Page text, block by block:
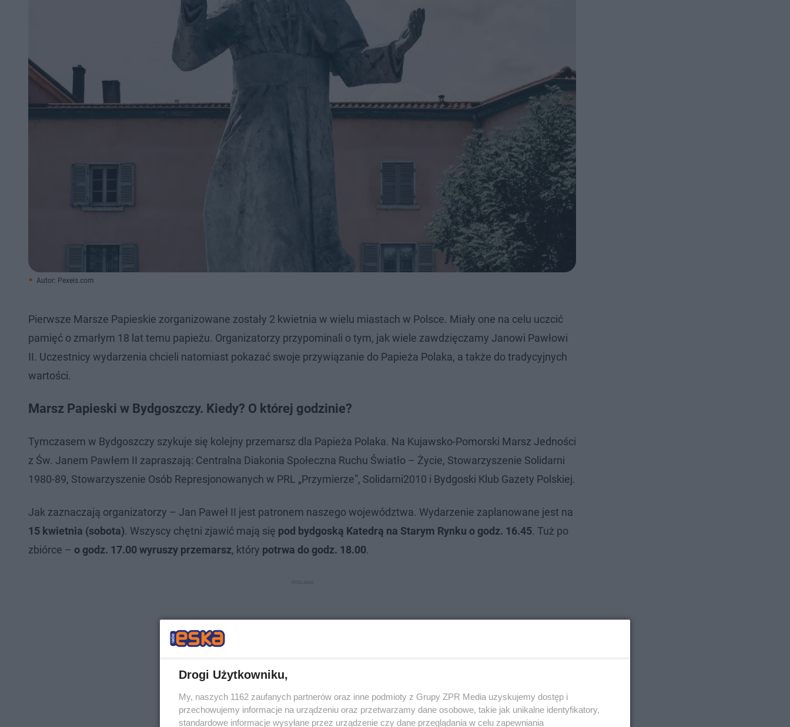
Autor: Pexels.com
Pierwsze Marsze Papieskie zorganizowane zostały 2 kwietnia w wielu miastach w Polsce. Miały one na celu uczcić
pamięć o zmarłym 18 lat temu papieżu. Organizatorzy przypominali o tym, jak wiele zawdzięczamy Janowi Pawłowi
II. Uczestnicy wydarzenia chcieli natomiast pokazać swoje przywiązanie do Papieża Polaka, a także do tradycyjnych
wartości.
Marsz Papieski w Bydgoszczy. Kiedy? O której godzinie?
Tymczasem w Bydgoszczy szykuje się kolejny przemarsz dla Papieża Polaka. Na Kujawsko-Pomorski Marsz Jedności
z Św. Janem Pawłem II zapraszają: Centralna Diakonia Społeczna Ruchu Światło – Życie, Stowarzyszenie Solidarni
1980-89, Stowarzyszenie Osób Represjonowanych w PRL „Przymierze”, Solidarni2010 i Bydgoski Klub Gazety Polskiej.
Jak zaznaczają organizatorzy – Jan Paweł II jest patronem naszego województwa. Wydarzenie zaplanowane jest na
15 kwietnia (sobota). Wszyscy chętni zjawić mają się pod bydgoską Katedrą na Starym Rynku o godz. 16.45. Tuż po
zbiórce – o godz. 17.00 wyruszy przemarsz, który potrwa do godz. 18.00.
Drogi Użytkowniku,
My, naszych 1162 zaufanych partnerów oraz inne podmioty z Grupy ZPR Media uzyskujemy dostęp i
przechowujemy informacje na urządzeniu oraz przetwarzamy dane osobowe, takie jak unikalne identyfikatory,
standardowe informacje wysyłane przez urządzenie czy dane przeglądania w celu zapewniania